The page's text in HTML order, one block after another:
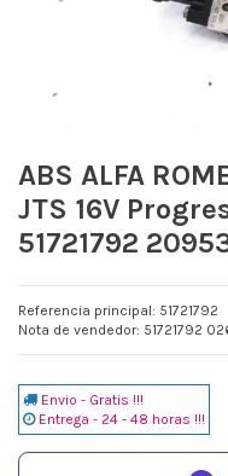
ABS ALFA
JTS 16V
51721792
Referencia principal: 51721792
Nota de vendedor: 51721792
Envio - Gratis !!!
Entrega - 24 - 48 horas !!!